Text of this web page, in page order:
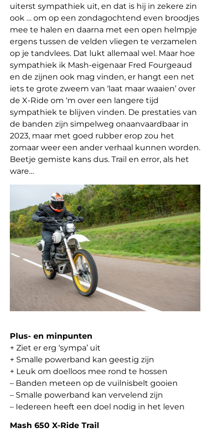
uiterst sympathiek uit, en dat is hij in zekere zin
ook … om op een zondagochtend even broodjes
mee te halen en daarna met een open helmpje
ergens tussen de velden vliegen te verzamelen
op je tandvlees. Dat lukt allemaal wel. Maar hoe
sympathiek ik Mash-eigenaar Fred Fourgeaud
en de zijnen ook mag vinden, er hangt een net
iets te grote zweem van ‘laat maar waaien’ over
de X-Ride om ‘m over een langere tijd
sympathiek te blijven vinden. De prestaties van
de banden zijn simpelweg onaanvaardbaar in
2023, maar met goed rubber erop zou het
zomaar weer een ander verhaal kunnen worden.
Beetje gemiste kans dus. Trail en error, als het
ware…
Plus- en minpunten
+ Ziet er erg ‘sympa’ uit
+ Smalle powerband kan geestig zijn
+ Leuk om doelloos mee rond te hossen
– Banden meteen op de vuilnisbelt gooien
– Smalle powerband kan vervelend zijn
– Iedereen heeft een doel nodig in het leven
Mash 650 X-Ride Trail